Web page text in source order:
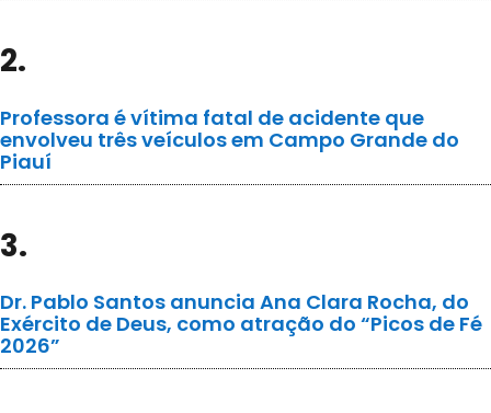
2.
Professora é vítima fatal de acidente que
envolveu três veículos em Campo Grande do
Piauí
3.
Dr. Pablo Santos anuncia Ana Clara Rocha, do
Exército de Deus, como atração do “Picos de Fé
2026”